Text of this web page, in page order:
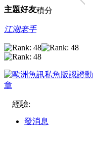
主題好友積分
江湖老手
經驗:
發消息